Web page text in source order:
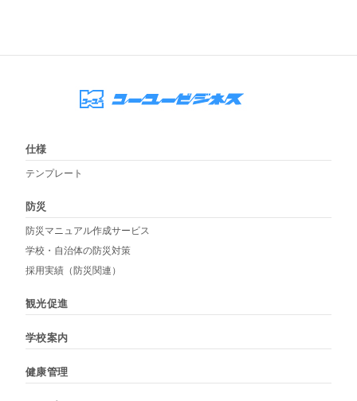
仕様
テンプレート
防災
防災マニュアル作成サービス
学校・自治体の防災対策
採用実績（防災関連）
観光促進
学校案内
健康管理